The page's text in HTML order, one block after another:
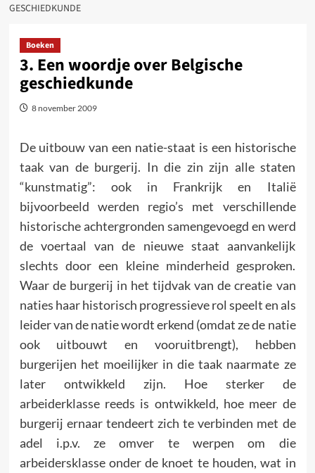
GESCHIEDKUNDE
Boeken
3. Een woordje over Belgische
geschiedkunde
8 november 2009
De uitbouw van een natie-staat is een historische
taak van de burgerij. In die zin zijn alle staten
“kunstmatig”: ook in Frankrijk en Italië
bijvoorbeeld werden regio’s met verschillende
historische achtergronden samengevoegd en werd
de voertaal van de nieuwe staat aanvankelijk
slechts door een kleine minderheid gesproken.
Waar de burgerij in het tijdvak van de creatie van
naties haar historisch progressieve rol speelt en als
leider van de natie wordt erkend (omdat ze de natie
ook uitbouwt en vooruitbrengt), hebben
burgerijen het moeilijker in die taak naarmate ze
later ontwikkeld zijn. Hoe sterker de
arbeiderklasse reeds is ontwikkeld, hoe meer de
burgerij ernaar tendeert zich te verbinden met de
adel i.p.v. ze omver te werpen om die
arbeidersklasse onder de knoet te houden, wat in